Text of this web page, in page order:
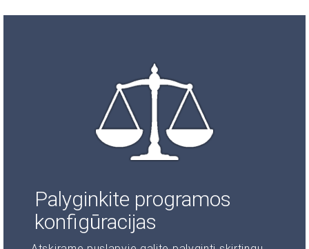
Palyginkite programos
konfigūracijas